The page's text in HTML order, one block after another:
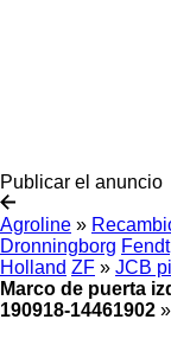
Publicar el anuncio
Agroline »
Dronningborg Fendt
Holland ZF » JCB
Marco de puerta
190918-14461902 »